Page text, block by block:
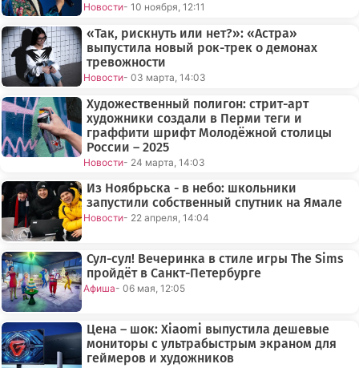
Новости- 10 ноября, 12:11
«Так, рискнуть или нет?»: «Астра»
выпустила новый рок-трек о демонах
тревожности
Новости- 03 марта, 14:03
Художественный полигон: стрит-арт
художники создали в Перми теги и
граффити шрифт Молодёжной столицы
России – 2025
Новости- 24 марта, 14:03
Из Ноябрьска - в небо: школьники
запустили собственный спутник на Ямале
Новости- 22 апреля, 14:04
Сул-сул! Вечеринка в стиле игры The Sims
пройдёт в Санкт-Петербурге
Афиша- 06 мая, 12:05
Цена – шок: Xiaomi выпустила дешевые
мониторы с ультрабыстрым экраном для
геймеров и художников